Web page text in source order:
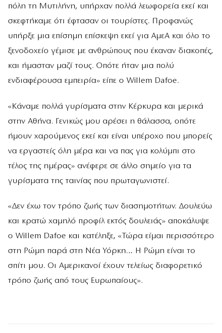
πόλη τη Μυτιλήνη, υπήρχαν πολλά λεωφορεία εκεί και
σκεφτήκαμε ότι έφτασαν οι τουρίστες. Προφανώς
υπήρξε μια επίσημη επίσκεψη εκεί για ΑμεΑ και όλο το
ξενοδοχείο γέμισε με ανθρώπους που έκαναν διακοπές,
και ήμασταν μαζί τους. Οπότε ήταν μια πολύ
ενδιαφέρουσα εμπειρία» είπε ο Willem Dafoe.
«Κάναμε πολλά γυρίσματα στην Κέρκυρα και μερικά
στην Αθήνα. Γενικώς μου αρέσει η θάλασσα, οπότε
ήμουν χαρούμενος εκεί και είναι υπέροχο που μπορείς
να εργαστείς όλη μέρα και να πας για κολύμπι στο
τέλος της ημέρας» ανέφερε σε άλλο σημείο για τα
γυρίσματα της ταινίας που πρωταγωνιστεί.
«Δεν έχω τον τρόπο ζωής των διασημοτήτων. Δουλεύω
και κρατώ χαμηλό προφίλ εκτός δουλειάς» αποκάλυψε
ο Willem Dafoe και κατέληξε, «Τώρα είμαι περισσότερο
στη Ρώμη παρά στη Νέα Υόρκη… Η Ρώμη είναι το
σπίτι μου. Οι Αμερικανοί έχουν τελείως διαφορετικό
τρόπο ζωής από τους Ευρωπαίους».